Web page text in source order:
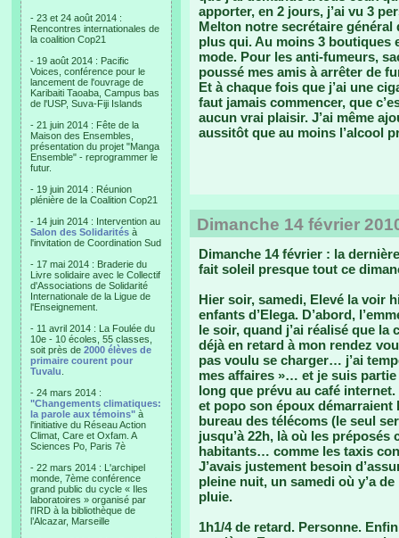
- 23 et 24 août 2014 :
Rencontres internationales de
la coalition Cop21
- 19 août 2014 : Pacific
Voices, conférence pour le
lancement de l'ouvrage de
Karibaiti Taoaba, Campus bas
de l'USP, Suva-Fiji Islands
- 21 juin 2014 : Fête de la
Maison des Ensembles,
présentation du projet "Manga
Ensemble" - reprogrammer le
futur.
- 19 juin 2014 : Réunion
plénière de la Coalition Cop21
- 14 juin 2014 : Intervention au
Salon des Solidarités à
l'invitation de Coordination Sud
- 17 mai 2014 : Braderie du
Livre solidaire avec le Collectif
d'Associations de Solidarité
Internationale de la Ligue de
l'Enseignement.
- 11 avril 2014 : La Foulée du
10e - 10 écoles, 55 classes,
soit près de 2000 élèves de
primaire courent pour
Tuvalu
- 24 mars 2014 :
"Changements climatiques:
la parole aux témoins" à
l'initiative du Réseau Action
Climat, Care et Oxfam. A
Sciences Po, Paris 7è
- 22 mars 2014 : L'archipel
monde, 7ème conférence
grand public du cycle « Iles
laboratoires » organisé par
l'IRD à la bibliothèque de
l’Alcazar, Marseille
apporter, en 2 jours, j’ai vu 3
Melton notre secrétaire général
plus qui. Au moins 3 boutiques
mode. Pour les anti-fumeurs,
poussé mes amis à arrêter de
Et à chaque fois que j’ai une
faut jamais commencer, que
aucun vrai plaisir. J’ai même
aussitôt que au moins l’alcool
Dimanche 14 février
Dimanche 14 février : la
fait soleil presque tout ce
Hier soir, samedi, Elevé la voir
enfants d’Elega. D’abord,
le soir, quand j’ai réalisé que la
déjà en retard à mon rendez
pas voulu se charger… j’ai
mes affaires »… et je suis
long que prévu au café
et popo son époux démarraient
bureau des télécoms (le seul
jusqu’à 22h, là où les
habitants… comme les taxis
J’avais justement besoin
pleine nuit, un samedi où y’a
pluie.
1h1/4 de retard. Personne.